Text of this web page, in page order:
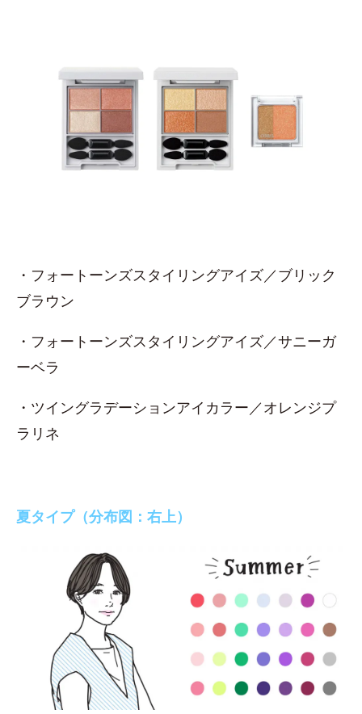
・フォートーンズスタイリングアイズ／ブリック
ブラウン
・フォートーンズスタイリングアイズ／サニーガ
ーベラ
・ツイングラデーションアイカラー／オレンジプ
ラリネ
夏タイプ（分布図：右上）